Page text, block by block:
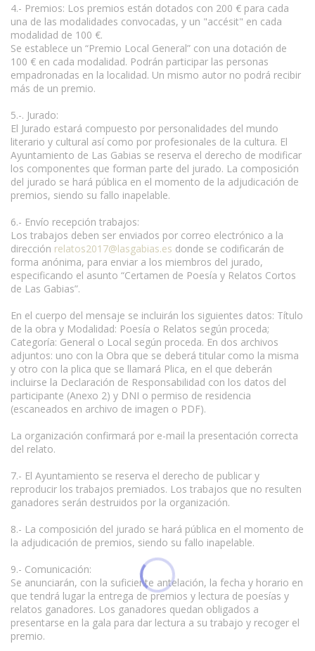
4.- Premios: Los premios están dotados con 200 € para cada
una de las modalidades convocadas, y un "accésit" en cada
modalidad de 100 €.
Se establece un “Premio Local General” con una dotación de
100 € en cada modalidad. Podrán participar las personas
empadronadas en la localidad. Un mismo autor no podrá recibir
más de un premio.
5.-. Jurado:
El Jurado estará compuesto por personalidades del mundo
literario y cultural así como por profesionales de la cultura. El
Ayuntamiento de Las Gabias se reserva el derecho de modificar
los componentes que forman parte del jurado. La composición
del jurado se hará pública en el momento de la adjudicación de
premios, siendo su fallo inapelable.
6.- Envío recepción trabajos:
Los trabajos deben ser enviados por correo electrónico a la
dirección relatos2017@lasgabias.es donde se codificarán de
forma anónima, para enviar a los miembros del jurado,
especificando el asunto “Certamen de Poesía y Relatos Cortos
de Las Gabias”.
En el cuerpo del mensaje se incluirán los siguientes datos: Título
de la obra y Modalidad: Poesía o Relatos según proceda;
Categoría: General o Local según proceda. En dos archivos
adjuntos: uno con la Obra que se deberá titular como la misma
y otro con la plica que se llamará Plica, en el que deberán
incluirse la Declaración de Responsabilidad con los datos del
participante (Anexo 2) y DNI o permiso de residencia
(escaneados en archivo de imagen o PDF).
La organización confirmará por e-mail la presentación correcta
del relato.
7.- El Ayuntamiento se reserva el derecho de publicar y
reproducir los trabajos premiados. Los trabajos que no resulten
ganadores serán destruidos por la organización.
8.- La composición del jurado se hará pública en el momento de
la adjudicación de premios, siendo su fallo inapelable.
9.- Comunicación:
Se anunciarán, con la suficiente antelación, la fecha y horario en
que tendrá lugar la entrega de premios y lectura de poesías y
relatos ganadores. Los ganadores quedan obligados a
presentarse en la gala para dar lectura a su trabajo y recoger el
premio.